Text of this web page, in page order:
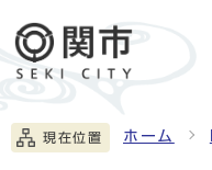
現在位置 ホーム